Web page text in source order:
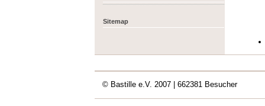
Sitemap
© Bastille e.V. 2007 | 662381 Besucher